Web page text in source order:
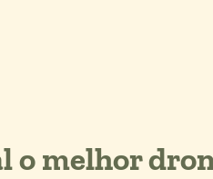
o melhor